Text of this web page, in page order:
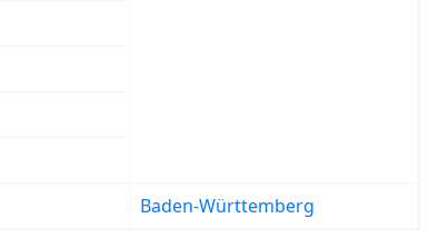
Baden-Württemberg